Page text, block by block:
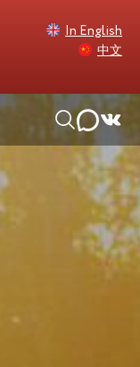
In English
中文